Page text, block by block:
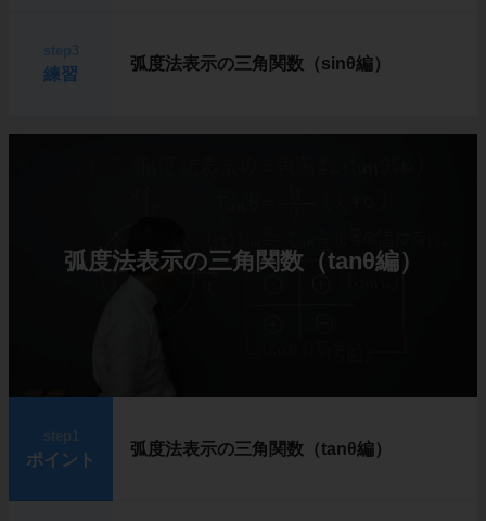
練習
弧度法表示の三角関数（sinθ編）
弧度法表示の三角関数（tanθ編）
ポイント
弧度法表示の三角関数（tanθ編）